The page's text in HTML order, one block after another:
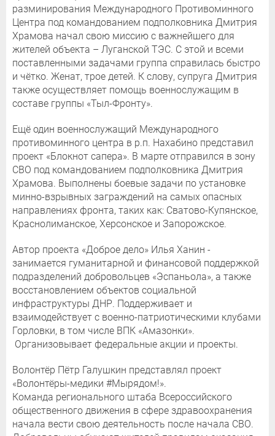
разминирования Международного Противоминного
Центра под командованием подполковника Дмитрия
Храмова начал свою миссию с важнейшего для
жителей объекта – Луганской ТЭС. С этой и всеми
поставленными задачами группа справилась быстро
и чётко. Женат, трое детей. К слову, супруга Дмитрия
также осуществляет помощь военнослужащим в
составе группы «Тыл-Фронту».
Ещё один военнослужащий Международного
противоминного центра в р.п. Нахабино представил
проект «Блокнот сапера». В марте отправился в зону
СВО под командованием подполковника Дмитрия
Храмова. Выполнены боевые задачи по установке
минно-взрывных заграждений на самых опасных
направлениях фронта, таких как: Сватово-Купянское,
Краснолиманское, Херсонское и Запорожское.
Автор проекта «Доброе дело» Илья Ханин -
занимается гуманитарной и финансовой поддержкой
подразделений добровольцев «Эспаньола», а также
восстановлением объектов социальной
инфраструктуры ДНР. Поддерживает и
взаимодействует с военно-патриотическими клубами
Горловки, в том числе ВПК «Амазонки».
Организовывает федеральные акции и проекты.
Волонтёр Пётр Галушкин представлял проект
«Волонтёры-медики #Мырядом!».
Команда регионального штаба Всероссийского
общественного движения в сфере здравоохранения
начала вести свою деятельность после начала СВО.